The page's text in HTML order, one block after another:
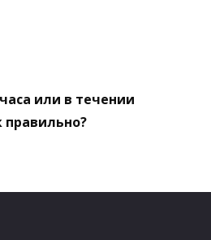
или в течении